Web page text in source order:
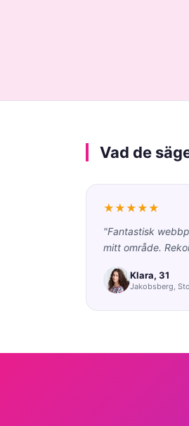
Vad de
★★★★★
"Fantastisk
mitt område.
Klara, 31
Jakobsberg,